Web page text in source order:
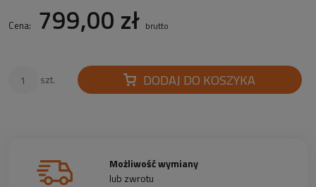
Cena: 799,00 zł brutto
szt. DODAJ DO KOSZYKA
Możliwość wymiany
lub zwrotu